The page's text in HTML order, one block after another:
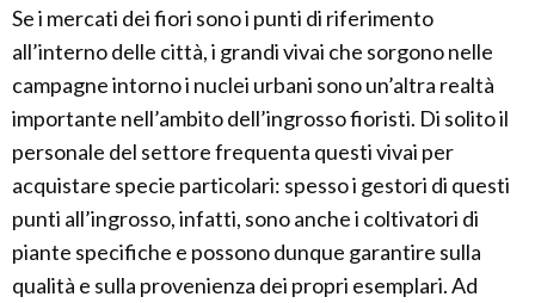
Se i mercati dei fiori sono i punti di riferimento
all’interno delle città, i grandi vivai che sorgono nelle
campagne intorno i nuclei urbani sono un’altra realtà
importante nell’ambito dell’ingrosso fioristi. Di solito il
personale del settore frequenta questi vivai per
acquistare specie particolari: spesso i gestori di questi
punti all’ingrosso, infatti, sono anche i coltivatori di
piante specifiche e possono dunque garantire sulla
qualità e sulla provenienza dei propri esemplari. Ad